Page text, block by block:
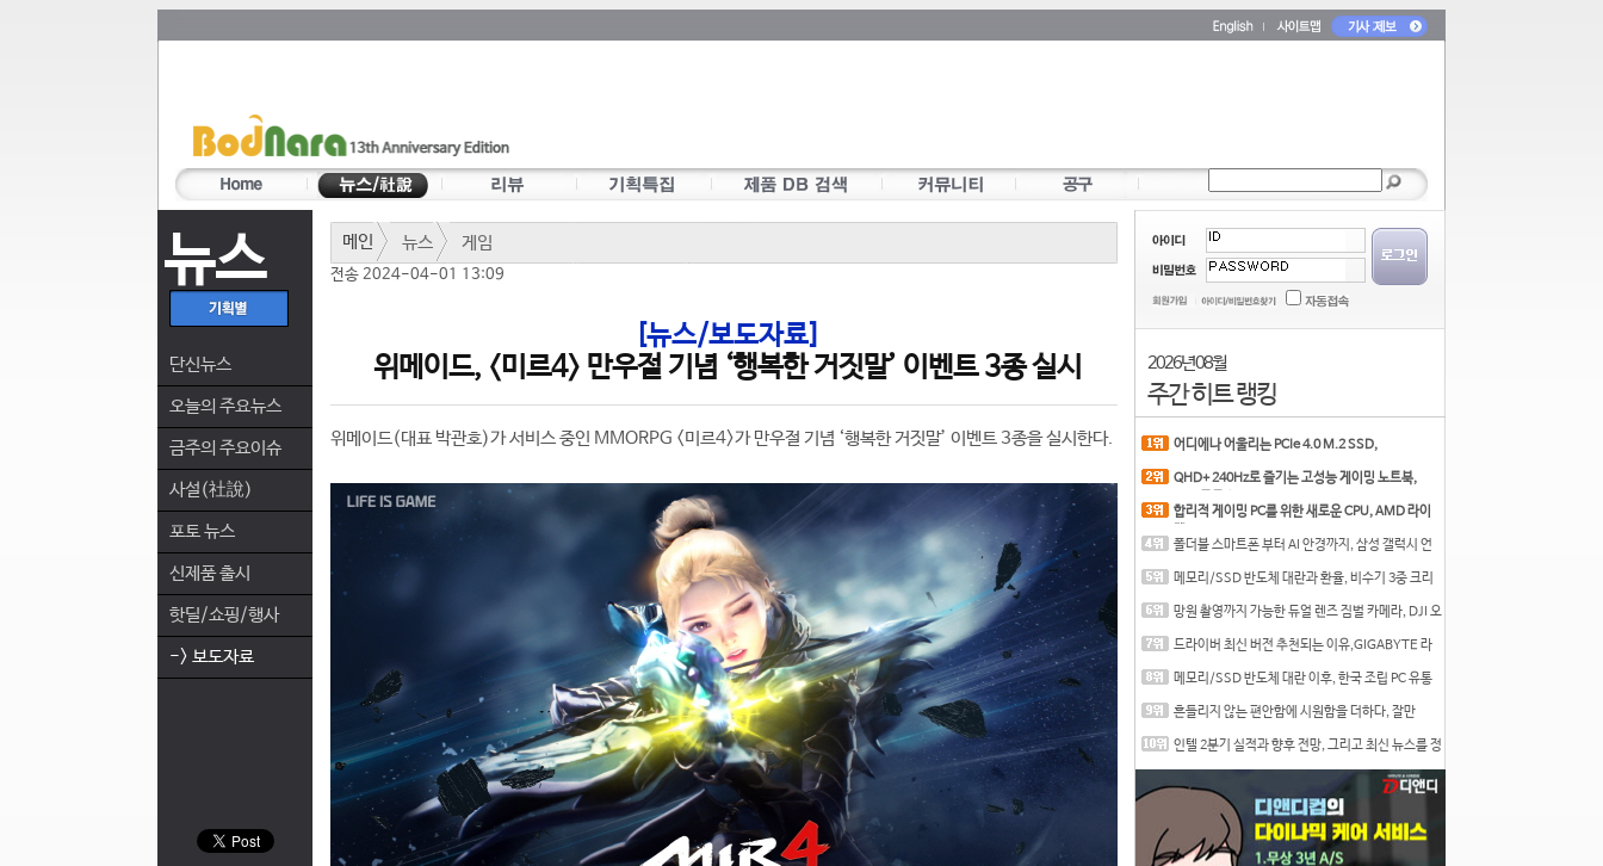
뉴스
단신뉴스
오늘의 주요뉴스
금주의 주요이슈
사설(社說)
포토 뉴스
신제품 출시
핫딜/쇼핑/행사
-> 보도자료
메인 뉴스 게임
전송 2024-04-01 13:09
[뉴스/보도자료]
위메이드, <미르4> 만우절 기념 ‘행복한 거짓말’ 이벤트 3종 실시
위메이드(대표 박관호)가 서비스 중인 MMORPG <미르4>가 만우절 기념 ‘행복한 거짓말’ 이벤트 3종을 실시한다.
2026년 08월
주간 히트 랭킹
어디에나 어울리는 PCIe 4.0 M.2 SSD,
QHD+ 240Hz로 즐기는 고성능 게이밍 노트북,
합리적 게이밍 PC를 위한 새로운 CPU, AMD 라이
폴더블 스마트폰 부터 AI 안경까지, 삼성 갤럭시 언
메모리/SSD 반도체 대란과 환율, 비수기 3중 크리
망원 촬영까지 가능한 듀얼 렌즈 짐벌 카메라, DJI 오
드라이버 최신 버전 추천되는 이유,GIGABYTE 라
메모리/SSD 반도체 대란 이후, 한국 조립 PC 유통
흔들리지 않는 편안함에 시원함을 더하다, 잘만
인텔 2분기 실적과 향후 전망, 그리고 최신 뉴스를 정